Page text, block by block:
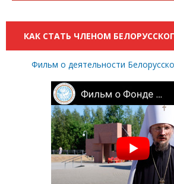
КАК СТАТЬ ЧЛЕНОМ
Фильм о деятельности